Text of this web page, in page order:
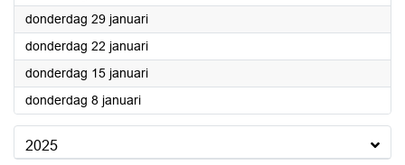
donderdag 29 januari2026
donderdag 22 januari2026
donderdag 15 januari2026
donderdag 8 januari2026
2025